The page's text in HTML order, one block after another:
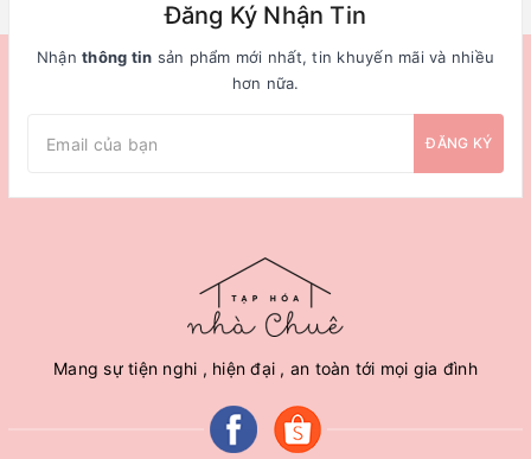
Đăng Ký Nhận Tin
Nhậnthông tin sản phẩm mới nhất, tin khuyến mãi và nhiều
hơn nữa.
ĐĂNG KÝ
Mang sự tiện nghi , hiện đại , an toàn tới mọi gia đình